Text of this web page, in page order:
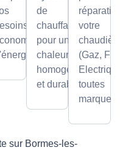
et
de
chauffage
pour une
chaleur
homogène
et durable.
votre
(Gaz,
toutes
marques.
sur Bormes-les-